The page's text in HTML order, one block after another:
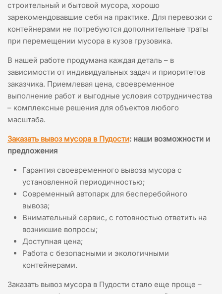
строительный и бытовой мусора, хорошо
зарекомендовавшие себя на практике. Для перевозки с
контейнерами не потребуются дополнительные траты
при перемещении мусора в кузов грузовика.
В нашей работе продумана каждая деталь – в
зависимости от индивидуальных задач и приоритетов
заказчика. Приемлевая цена, своевременное
выполнение работ и выгодные условия сотрудничества
– комплексные решения для объектов любого
масштаба.
Заказать вывоз мусора в Пудости: наши возможности и
предложения
Гарантия своевременного вывоза мусора с
установленной периодичностью;
Современный автопарк для бесперебойного
вывоза;
Внимательный сервис, с готовностью ответить на
возникшие вопросы;
Доступная цена;
Работа с безопасными и экологичными
контейнерами.
Заказать вывоз мусора в Пудости стало еще проще –